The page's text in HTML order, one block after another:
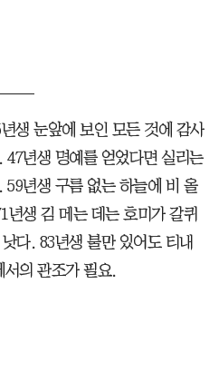
생 눈앞에 보인 모든 것에 감사
47년생 명예를 얻었다면 실리는
59년생 구름 없는 하늘에 비 올
년생 김 메는 데는 호미가 갈퀴
다. 83년생 불만 있어도 티내
의 관조가 필요.